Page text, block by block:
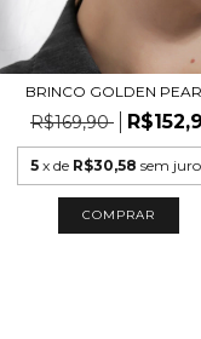
BRINCO GOLDEN
R$169,90
5 x de R$30,58 sem